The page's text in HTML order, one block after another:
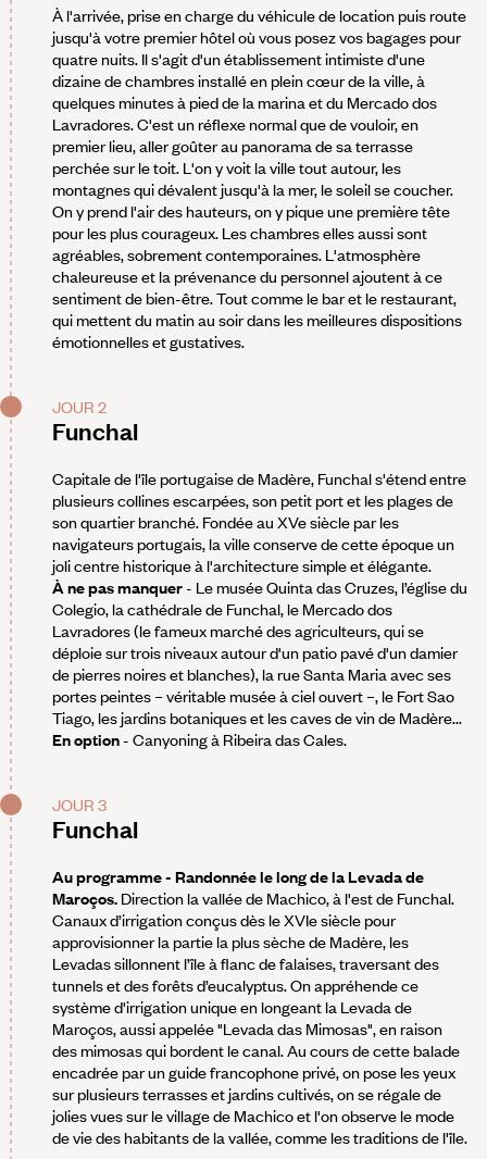
À l'arrivée, prise en charge du véhicule de location puis route
jusqu'à votre premier hôtel où vous posez vos bagages pour
quatre nuits. Il s'agit d'un établissement intimiste d'une
dizaine de chambres installé en plein cœur de la ville, à
quelques minutes à pied de la marina et du Mercado dos
Lavradores. C'est un réflexe normal que de vouloir, en
premier lieu, aller goûter au panorama de sa terrasse
perchée sur le toit. L'on y voit la ville tout autour, les
montagnes qui dévalent jusqu'à la mer, le soleil se coucher.
On y prend l'air des hauteurs, on y pique une première tête
pour les plus courageux. Les chambres elles aussi sont
agréables, sobrement contemporaines. L'atmosphère
chaleureuse et la prévenance du personnel ajoutent à ce
sentiment de bien-être. Tout comme le bar et le restaurant,
qui mettent du matin au soir dans les meilleures dispositions
émotionnelles et gustatives.
JOUR 2
Funchal
Capitale de l'île portugaise de Madère, Funchal s'étend entre
plusieurs collines escarpées, son petit port et les plages de
son quartier branché. Fondée au XVe siècle par les
navigateurs portugais, la ville conserve de cette époque un
joli centre historique à l'architecture simple et élégante.
À ne pas manquer- Le musée Quinta das Cruzes, l’église du
Colegio, la cathédrale de Funchal, le Mercado dos
Lavradores (le fameux marché des agriculteurs, qui se
déploie sur trois niveaux autour d'un patio pavé d'un damier
de pierres noires et blanches), la rue Santa Maria avec ses
portes peintes – véritable musée à ciel ouvert –, le Fort Sao
Tiago, les jardins botaniques et les caves de vin de Madère...
En option- Canyoning à Ribeira das Cales.
JOUR 3
Funchal
Au programme - Randonnée le long de la Levada de
Maroços. Direction la vallée de Machico, à l'est de Funchal.
Canaux d’irrigation conçus dès le XVIe siècle pour
approvisionner la partie la plus sèche de Madère, les
Levadas sillonnent l’île à flanc de falaises, traversant des
tunnels et des forêts d’eucalyptus. On appréhende ce
système d'irrigation unique en longeant la Levada de
Maroços, aussi appelée "Levada das Mimosas", en raison
des mimosas qui bordent le canal. Au cours de cette balade
encadrée par un guide francophone privé, on pose les yeux
sur plusieurs terrasses et jardins cultivés, on se régale de
jolies vues sur le village de Machico et l'on observe le mode
de vie des habitants de la vallée, comme les traditions de l'île.